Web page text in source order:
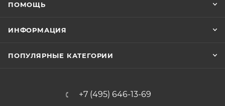
ПОМОЩЬ
ИНФОРМАЦИЯ
ПОПУЛЯРНЫЕ КАТЕГОРИИ
+7 (495) 646-13-69